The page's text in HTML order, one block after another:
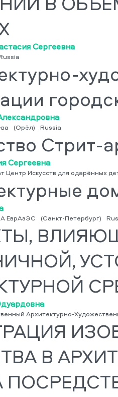
Сергеевна
(Орёл) Russia
Стрит-
Сергеевна
Центр Искусств для одарённых
ЕврАзЭС (Санкт-Петербург)
Архитектурно-
В